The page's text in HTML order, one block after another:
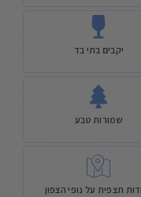
יקבים בתי בד
שמורות טבע
תצפית על נופי הצפון